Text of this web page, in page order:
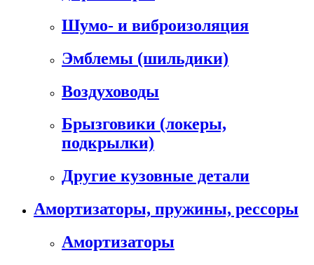
Шумо- и виброизоляция
Эмблемы (шильдики)
Воздуховоды
Брызговики (локеры,
подкрылки)
Другие кузовные детали
Амортизаторы, пружины, рессоры
Амортизаторы